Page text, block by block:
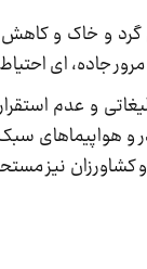
گرد و خاک و
جاده، ای
و عدم
و هواپیماهای
کشاورزان نیز